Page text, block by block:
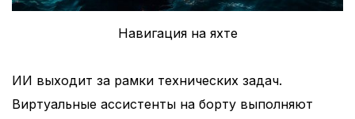
Навигация на яхте
ИИ выходит за рамки технических задач.
Виртуальные ассистенты на борту выполняют